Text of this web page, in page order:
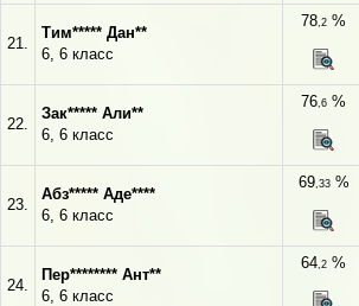
21.
Тим***** Дан**
6, 6 класс
78,2 %
22.
Зак***** Али**
6, 6 класс
76,6 %
23.
Абз***** Аде****
6, 6 класс
69,33%
24.
Пер******** Ант**
6, 6 класс
64,2 %